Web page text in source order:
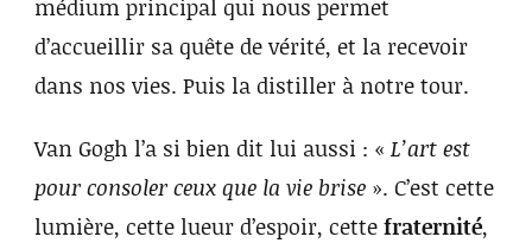
médium principal qui nous permet
d’accueillir sa quête de vérité, et la recevoir
dans nos vies. Puis la distiller à notre tour.
Van Gogh l’a si bien dit lui aussi : « L’art est
pour consoler ceux que la vie brise ». C’est cette
lumière, cette lueur d’espoir, cettefraternité,